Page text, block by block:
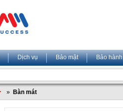
Dịch vụ Bảo mật Bảo hành
» Bàn mát